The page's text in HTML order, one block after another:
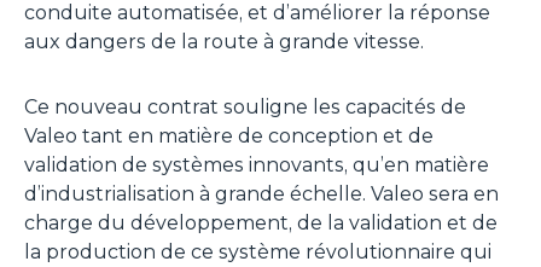
conduite automatisée, et d’améliorer la réponse
aux dangers de la route à grande vitesse.
Ce nouveau contrat souligne les capacités de
Valeo tant en matière de conception et de
validation de systèmes innovants, qu’en matière
d’industrialisation à grande échelle. Valeo sera en
charge du développement, de la validation et de
la production de ce système révolutionnaire qui